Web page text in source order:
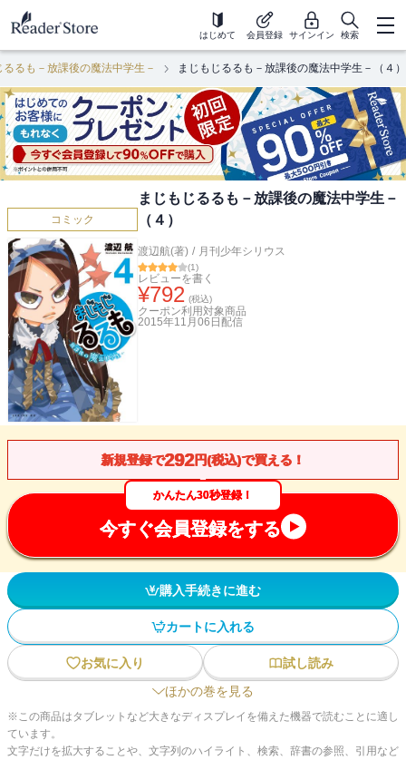
はじめて 会員登録 サインイン 検索
るるも－放課後の魔法中学生－ まじもじるるも－放課後の魔法中学生－（４）
コミック
まじもじるるも－放課後の魔法中学生－
（４）
渡辺航(著) / 月刊少年シリウス
(1)
レビューを書く
¥792 (税込)
クーポン利用対象商品
2015年11月06日 配信
新規登録で292円(税込)で買える！
かんたん30秒登録！
今すぐ会員登録をする
購入手続きに進む
カートに入れる
お気に入り
試し読み
ほかの巻を見る
※この商品はタブレットなど大きなディスプレイを備えた機器で読むことに適し
ています。
文字だけを拡大することや、文字列のハイライト、検索、辞書の参照、引用など